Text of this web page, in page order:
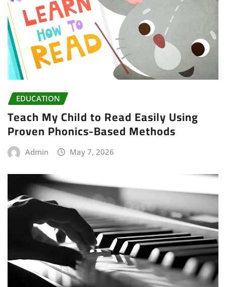
EDUCATION
Teach My Child to Read Easily Using
Proven Phonics-Based Methods
Admin May 7, 2026